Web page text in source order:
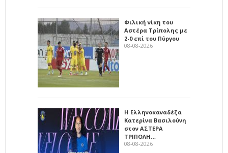
Φιλική νίκη του
Αστέρα Τρίπολης με
2-0 επί του Πύργου
08-08-2026
Η Ελληνοκαναδέζα
Κατερίνα Βασιλούνη
στον ΑΣΤΕΡΑ
ΤΡΙΠΟΛΗ…
08-08-2026